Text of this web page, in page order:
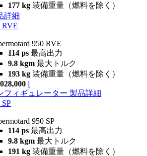
177 kg 装備重量（燃料を除く）
詳細
RVE
950 RVE
114 ps 最高出力
9.8 kgm 最大トルク
193 kg 装備重量（燃料を除く）
i
フィギュレーター 製品詳細
SP
950 SP
114 ps 最高出力
9.8 kgm 最大トルク
191 kg 装備重量（燃料を除く）